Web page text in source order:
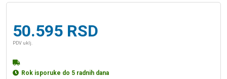
50.595 RSD
PDV uklj.
Rok isporuke do 5 radnih dana